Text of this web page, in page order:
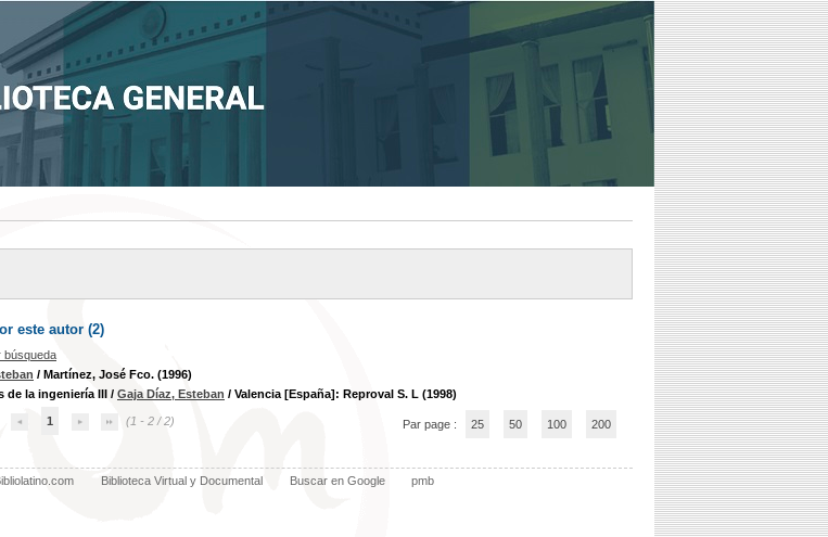
este autor (2)
búsqueda
/ Martínez, José Fco. (1996)
de la ingeniería III / Gaja Díaz, Esteban / Valencia [España]: Reproval S. L (1998)
1 (1 - 2 / 2) Par page : 25 50 100 200
Biblioteca Virtual y Documental Buscar en Google pmb